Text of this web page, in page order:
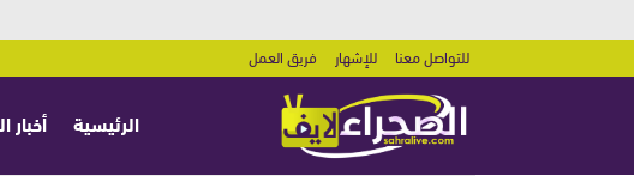
للتواصل معنا للإشهار فريق العمل
الرئيسية أخبار